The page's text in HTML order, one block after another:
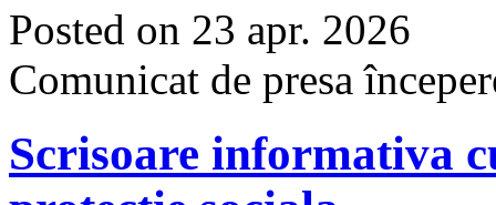
Posted on 23 apr. 2026
Comunicat de presa
Scrisoare informativa